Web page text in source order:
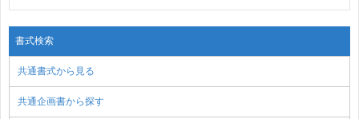
書式検索
共通書式から見る
共通企画書から探す